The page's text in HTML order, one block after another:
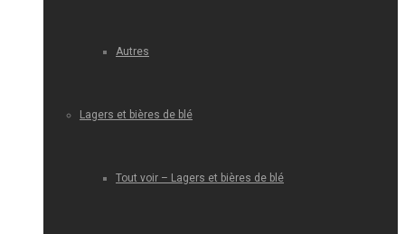
Autres
Lagers et bières de blé
Tout voir – Lagers et bières de blé